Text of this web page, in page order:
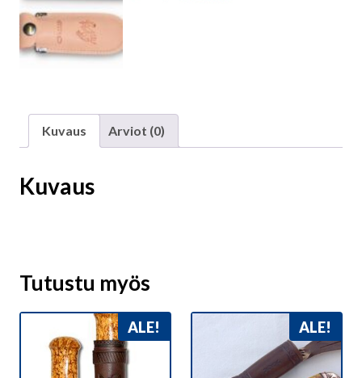
Kuvaus Arviot (0)
Kuvaus
Tutustu myös
ALE! ALE!